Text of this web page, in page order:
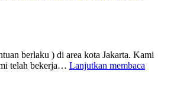
JAKARTA
berlaku ) di area kota Jakarta. Kami
telah bekerja… Lanjutkan membaca